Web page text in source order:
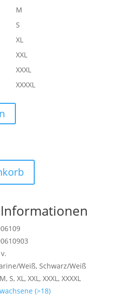
M
S
XL
XXL
XXXL
XXXXL
Weiß, Schwarz/Weiß
S, XL, XXL, XXXL, XXXXL
(>18)